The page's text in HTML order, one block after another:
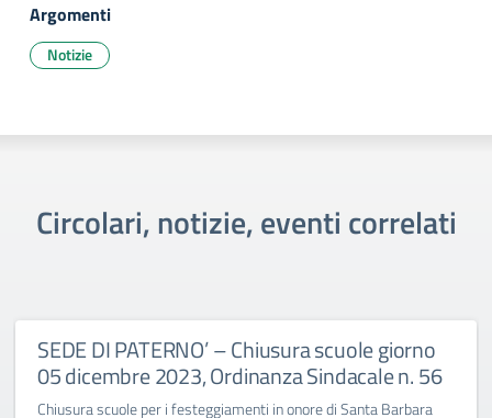
Argomenti
Notizie
Circolari, notizie, eventi correlati
SEDE DI PATERNO’ – Chiusura scuole giorno
05 dicembre 2023, Ordinanza Sindacale n. 56
Chiusura scuole per i festeggiamenti in onore di Santa Barbara